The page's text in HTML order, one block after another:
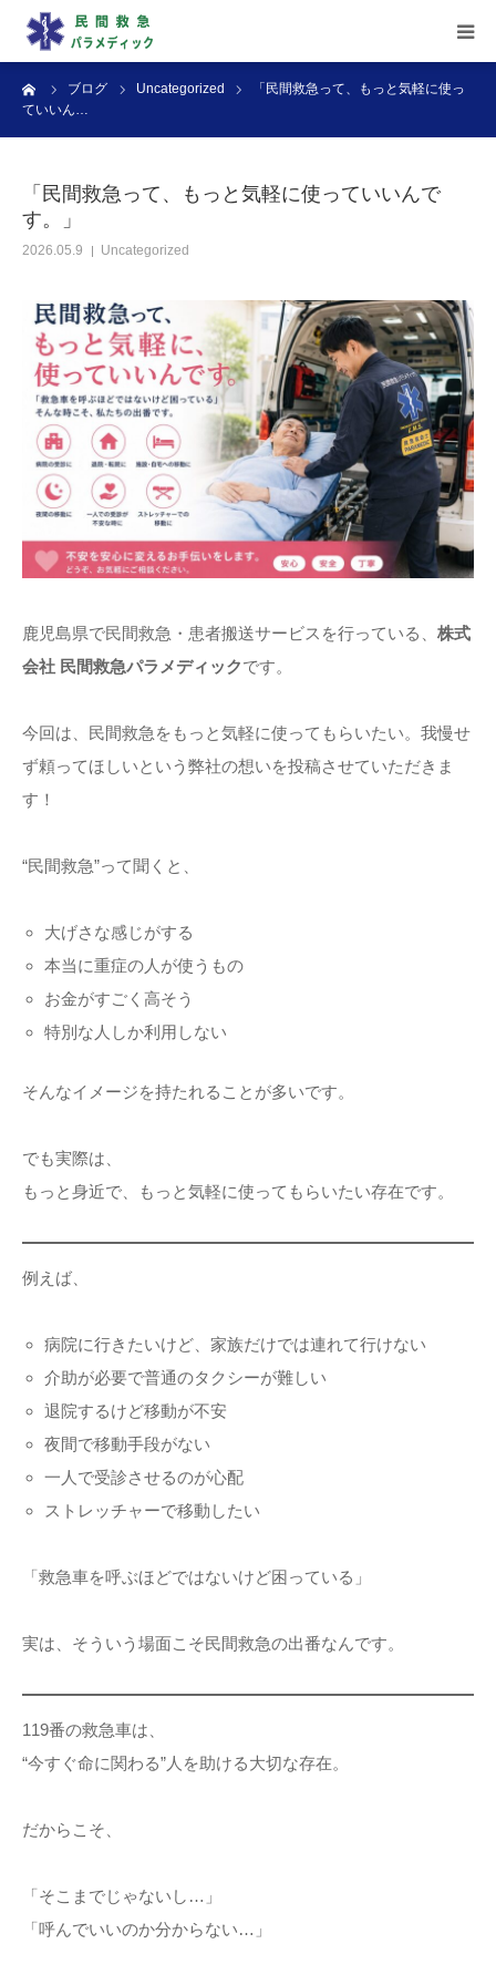
ブログ Uncategorized
「民間救急って、もっと気軽に使っ
ていいん…
「民間救急って、もっと気軽に使っていいんで
す。」
2026.05.9 Uncategorized
鹿児島県で民間救急・患者搬送サービスを行っている、 株式
会社 民間救急パラメディックです。
今回は、民間救急をもっと気軽に使ってもらいたい。我慢せ
ず頼ってほしいという弊社の想いを投稿させていただきま
す！
“民間救急”って聞くと、
大げさな感じがする
本当に重症の人が使うもの
お金がすごく高そう
特別な人しか利用しない
そんなイメージを持たれることが多いです。
でも実際は、
もっと身近で、もっと気軽に使ってもらいたい存在です。
例えば、
病院に行きたいけど、家族だけでは連れて行けない
介助が必要で普通のタクシーが難しい
退院するけど移動が不安
夜間で移動手段がない
一人で受診させるのが心配
ストレッチャーで移動したい
「救急車を呼ぶほどではないけど困っている」
実は、そういう場面こそ民間救急の出番なんです。
119番の救急車は、
“今すぐ命に関わる”人を助ける大切な存在。
だからこそ、
「そこまでじゃないし…」
「呼んでいいのか分からない…」
▶︎ ホーム
▶︎ お問い合わせ